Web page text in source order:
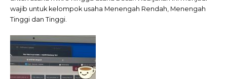
wajib untuk kelompok usaha Menengah Rendah, Menengah
Tinggi dan Tinggi.